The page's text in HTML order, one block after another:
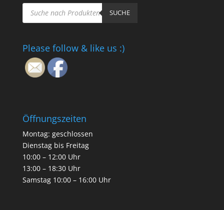
Products
search SUCHE
Please follow & like us :)
Öffnungszeiten
Montag: geschlossen
Dienstag bis Freitag
10:00 – 12:00 Uhr
13:00 – 18:30 Uhr
Samstag 10:00 – 16:00 Uhr